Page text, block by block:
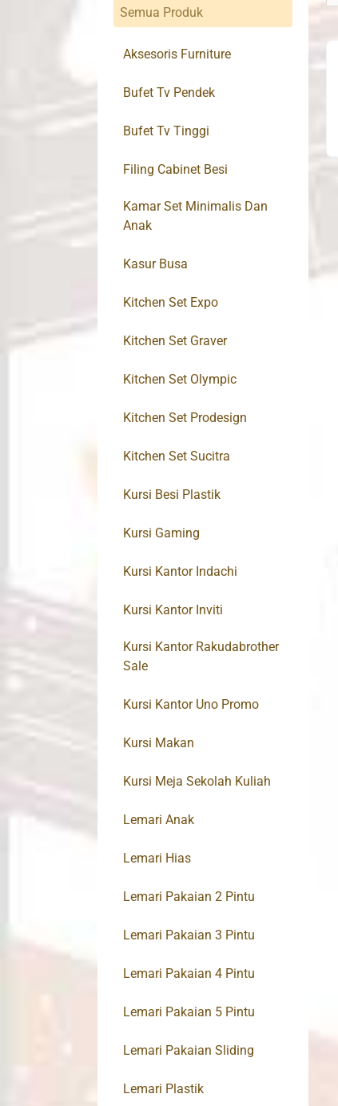
Semua Produk
Aksesoris Furniture
Bufet Tv Pendek
Bufet Tv Tinggi
Filing Cabinet Besi
Kamar Set Minimalis Dan
Anak
Kasur Busa
Kitchen Set Expo
Kitchen Set Graver
Kitchen Set Olympic
Kitchen Set Prodesign
Kitchen Set Sucitra
Kursi Besi Plastik
Kursi Gaming
Kursi Kantor Indachi
Kursi Kantor Inviti
Kursi Kantor Rakudabrother
Sale
Kursi Kantor Uno Promo
Kursi Makan
Kursi Meja Sekolah Kuliah
Lemari Anak
Lemari Hias
Lemari Pakaian 2 Pintu
Lemari Pakaian 3 Pintu
Lemari Pakaian 4 Pintu
Lemari Pakaian 5 Pintu
Lemari Pakaian Sliding
Lemari Plastik